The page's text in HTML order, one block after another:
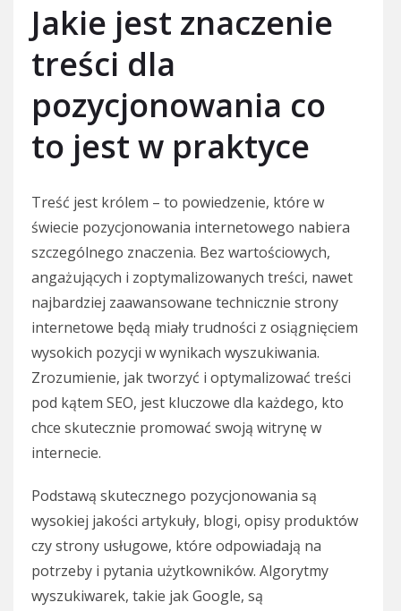
Jakie jest znaczenie
treści dla
pozycjonowania co
to jest w praktyce
Treść jest królem – to powiedzenie, które w
świecie pozycjonowania internetowego nabiera
szczególnego znaczenia. Bez wartościowych,
angażujących i zoptymalizowanych treści, nawet
najbardziej zaawansowane technicznie strony
internetowe będą miały trudności z osiągnięciem
wysokich pozycji w wynikach wyszukiwania.
Zrozumienie, jak tworzyć i optymalizować treści
pod kątem SEO, jest kluczowe dla każdego, kto
chce skutecznie promować swoją witrynę w
internecie.
Podstawą skutecznego pozycjonowania są
wysokiej jakości artykuły, blogi, opisy produktów
czy strony usługowe, które odpowiadają na
potrzeby i pytania użytkowników. Algorytmy
wyszukiwarek, takie jak Google, są